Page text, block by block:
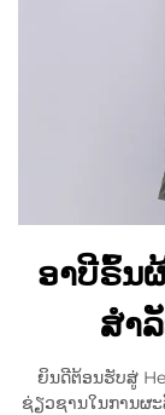
ອາບີຣົ້ນ
ສຳ
ຍິນດີຕ້ອນຮັບສູ່
ຊ່ຽວຊານໃນການຜ